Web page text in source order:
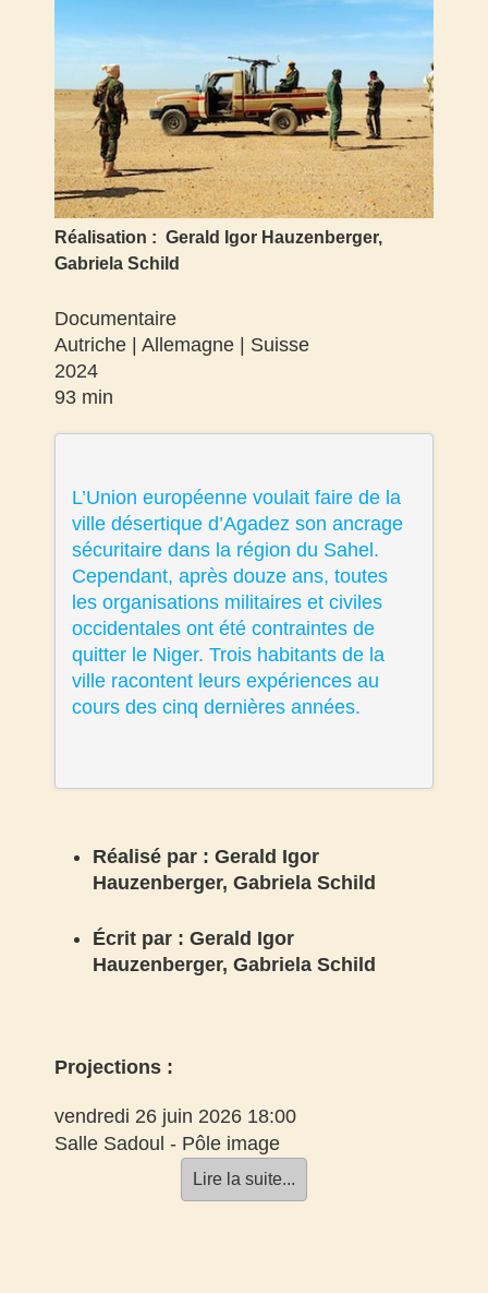
Réalisation : Gerald Igor Hauzenberger,
Gabriela Schild
Documentaire
Autriche | Allemagne | Suisse
2024
93 min
L’Union européenne voulait faire de la
ville désertique d’Agadez son ancrage
sécuritaire dans la région du Sahel.
Cependant, après douze ans, toutes
les organisations militaires et civiles
occidentales ont été contraintes de
quitter le Niger. Trois habitants de la
ville racontent leurs expériences au
cours des cinq dernières années.
Réalisé par : Gerald Igor
Hauzenberger, Gabriela Schild
Écrit par : Gerald Igor
Hauzenberger, Gabriela Schild
Projections :
vendredi 26 juin 2026 18:00
Salle Sadoul - Pôle image
Lire la suite...